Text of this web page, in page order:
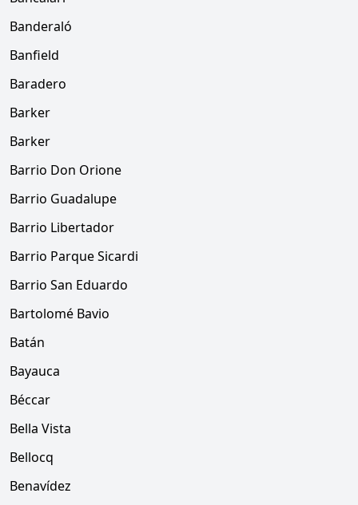
Banderaló
Banfield
Baradero
Barker
Barker
Barrio Don Orione
Barrio Guadalupe
Barrio Libertador
Barrio Parque Sicardi
Barrio San Eduardo
Bartolomé Bavio
Batán
Bayauca
Béccar
Bella Vista
Bellocq
Benavídez